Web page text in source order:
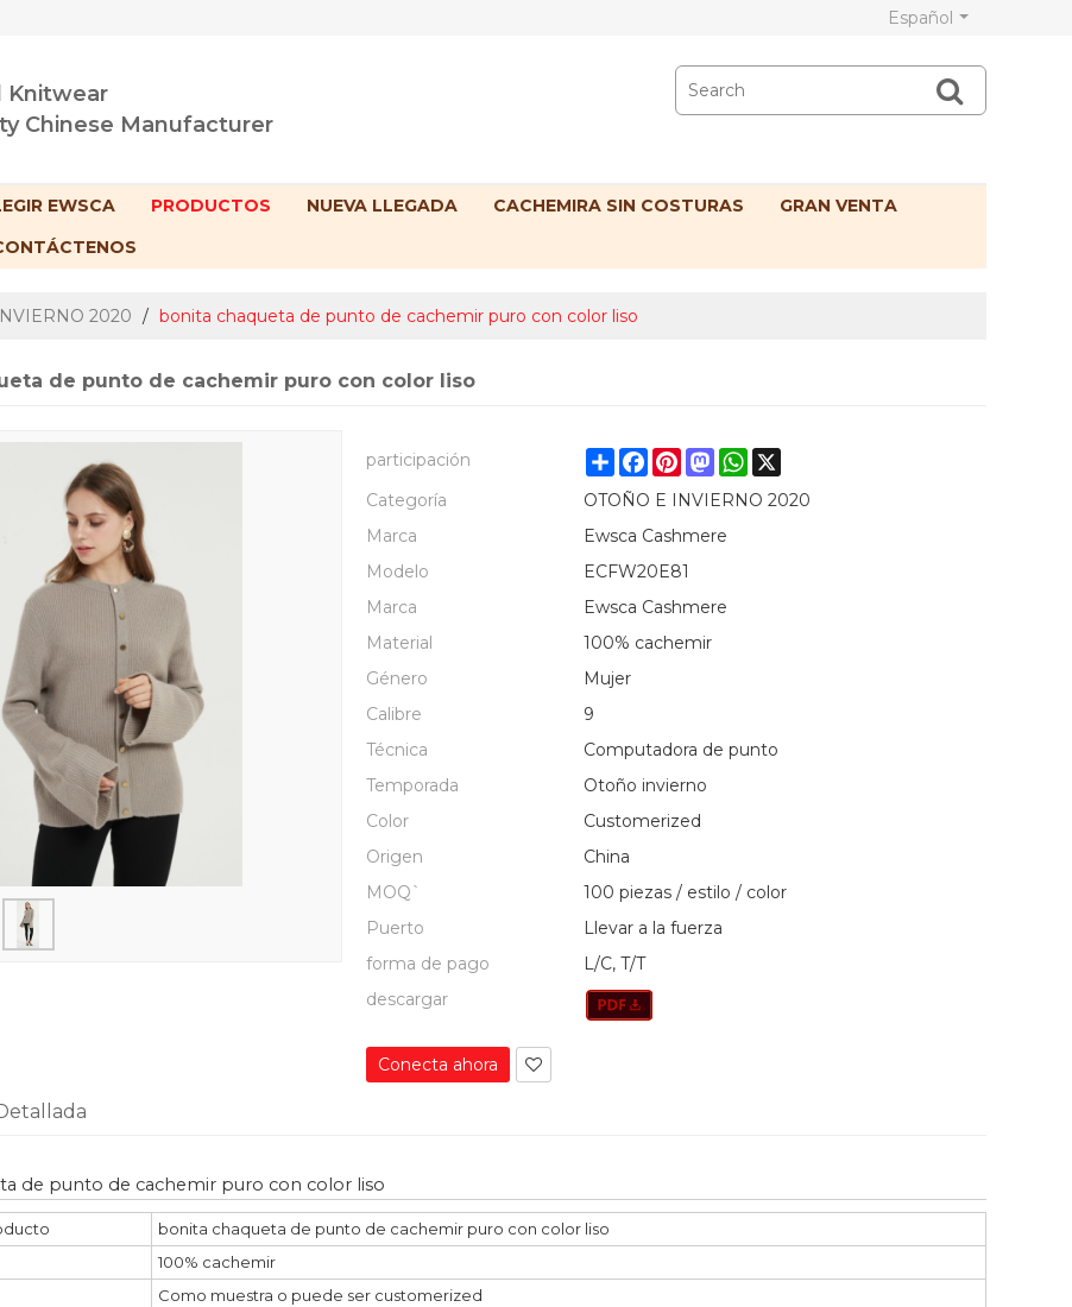
Español
Knitwear
Chinese Manufacturer
EWSCA PRODUCTOS NUEVA LLEGADA CACHEMIRA SIN COSTURAS
GRAN VENTA
2020 / bonita chaqueta de punto de cachemir puro con color liso
de punto de cachemir puro con color liso
participación ShareFacebook
Pinterest
Mastodon
WhatsApp
X
Categoría
OTOÑO E INVIERNO 2020
Marca
Ewsca Cashmere
Modelo
ECFW20E81
Marca
Ewsca Cashmere
Material
100% cachemir
Género
Mujer
Calibre
9
Técnica
Computadora de punto
Temporada
Otoño invierno
Color
Customerized
Origen
China
MOQ`
100 piezas / estilo / color
Puerto
Llevar a la fuerza
forma de pago
L/C, T/T
descargar
Conecta ahora
de punto de cachemir puro con color liso
bonita chaqueta de punto de cachemir puro con color liso
100% cachemir
Como muestra o puede ser customerized